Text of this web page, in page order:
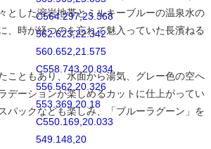
C564.297,23.368
562.623,22.342
560.652,21.575
C558.743,20.834
556.562,20.326
553.369,20.18
C550.169,20.033
549.148,20
とした溶岩地帯とミルキーブルーの温泉水の
、時が経つのを忘れて魅入っていた長濱ねる
こともあり、水面から湯気、グレー色の空へ
デーションが楽しめるカットに仕上がってい
パックなども楽しみ、「ブルーラグーン」を